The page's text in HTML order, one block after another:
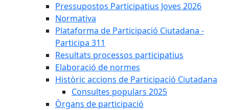
Pressupostos Participatius Joves 2026
Normativa
Plataforma de Participació Ciutadana -
Participa 311
Resultats processos participatius
Elaboració de normes
Històric accions de Participació Ciutadana
Consultes populars 2025
Òrgans de participació